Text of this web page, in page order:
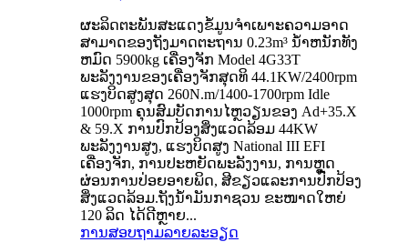
ຜະລິດຕະພັນສະແດງຂໍ້ມູນຈໍາເພາະຄວາມອາດ
ສາມາດຂອງຖັງມາດຕະຖານ 0.23m³ ນ້ໍາຫນັກທັງ
ຫມົດ 5900kg ເຄື່ອງຈັກ Model 4G33T
ພະລັງງານຂອງເຄື່ອງຈັກສຸດທິ 44.1KW/2400rpm
ແຮງບິດສູງສຸດ 260N.m/1400-1700rpm Idle
1000rpm ຄຸນສົມບັດການໄຫຼວຽນຂອງ Ad+35.X
& 59.X ການປົກປ້ອງສິ່ງແວດລ້ອມ 44KW
ພະລັງງານສູງ, ແຮງບິດສູງ National III EFI
ເຄື່ອງຈັກ, ການປະຫຍັດພະລັງງານ, ການຫຼຸດ
ຜ່ອນການປ່ອຍອາຍພິດ, ສີຂຽວແລະການປົກປ້ອງ
ສິ່ງແວດລ້ອມ.ຖັງນ້ຳມັນກາຊວນ ຂະໜາດໃຫຍ່
120 ລິດ ໄດ້ດີຫຼາຍ...
ການສອບຖາມລາຍລະອຽດ